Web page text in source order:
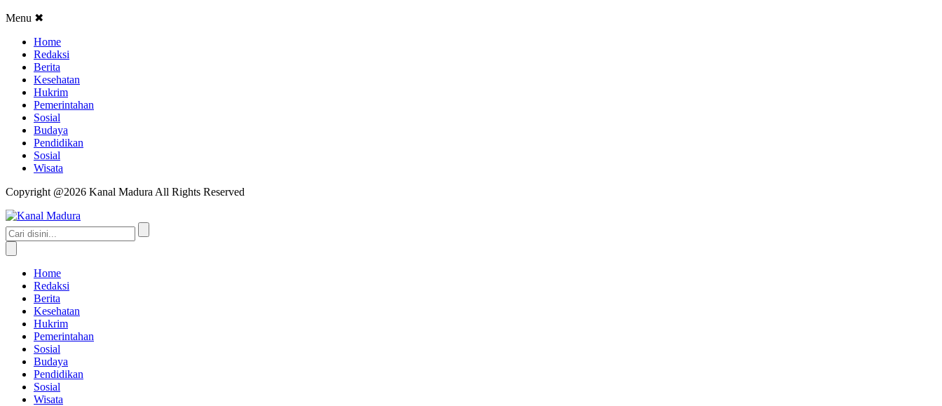
Menu ✖
Home
Redaksi
Berita
Kesehatan
Hukrim
Pemerintahan
Sosial
Budaya
Pendidikan
Sosial
Wisata
Copyright @2026 Kanal Madura All Rights Reserved
Home
Redaksi
Berita
Kesehatan
Hukrim
Pemerintahan
Sosial
Budaya
Pendidikan
Sosial
Wisata